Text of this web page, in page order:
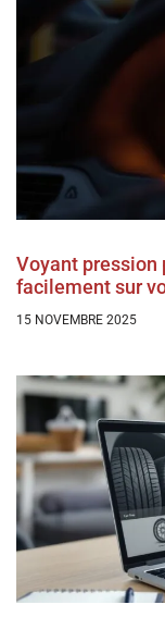
Voyant pression
facilement sur
15 NOVEMBRE 2025